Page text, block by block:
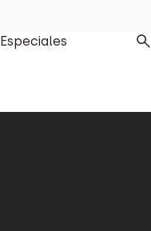
Especiales